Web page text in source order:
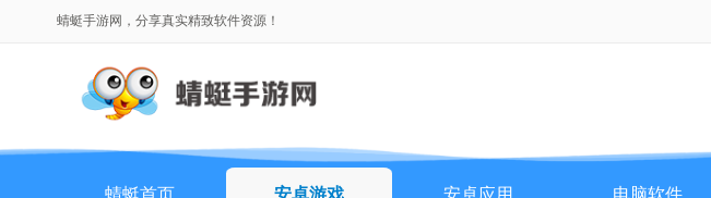
蜻蜓手游网，分享真实精致软件资源！
蜻蜓首页 安卓游戏 安卓应用 电脑软件